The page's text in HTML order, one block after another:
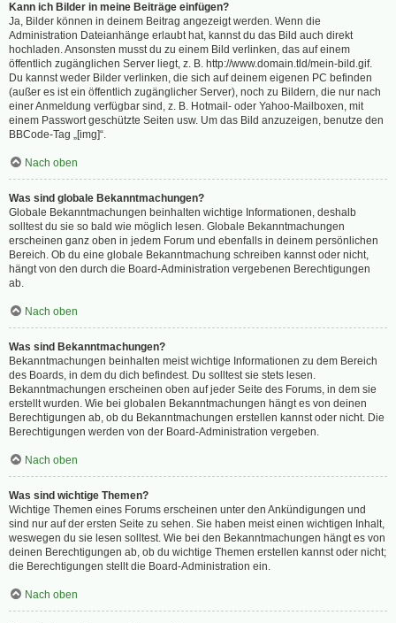
Kann ich Bilder in meine Beiträge einfügen?
Ja, Bilder können in deinem Beitrag angezeigt werden. Wenn die
Administration Dateianhänge erlaubt hat, kannst du das Bild auch direkt
hochladen. Ansonsten musst du zu einem Bild verlinken, das auf einem
öffentlich zugänglichen Server liegt, z. B. http://www.domain.tld/mein-bild.gif.
Du kannst weder Bilder verlinken, die sich auf deinem eigenen PC befinden
(außer es ist ein öffentlich zugänglicher Server), noch zu Bildern, die nur nach
einer Anmeldung verfügbar sind, z. B. Hotmail- oder Yahoo-Mailboxen, mit
einem Passwort geschützte Seiten usw. Um das Bild anzuzeigen, benutze den
BBCode-Tag „[img]“.
Nach oben
Was sind globale Bekanntmachungen?
Globale Bekanntmachungen beinhalten wichtige Informationen, deshalb
solltest du sie so bald wie möglich lesen. Globale Bekanntmachungen
erscheinen ganz oben in jedem Forum und ebenfalls in deinem persönlichen
Bereich. Ob du eine globale Bekanntmachung schreiben kannst oder nicht,
hängt von den durch die Board-Administration vergebenen Berechtigungen
ab.
Nach oben
Was sind Bekanntmachungen?
Bekanntmachungen beinhalten meist wichtige Informationen zu dem Bereich
des Boards, in dem du dich befindest. Du solltest sie stets lesen.
Bekanntmachungen erscheinen oben auf jeder Seite des Forums, in dem sie
erstellt wurden. Wie bei globalen Bekanntmachungen hängt es von deinen
Berechtigungen ab, ob du Bekanntmachungen erstellen kannst oder nicht. Die
Berechtigungen werden von der Board-Administration vergeben.
Nach oben
Was sind wichtige Themen?
Wichtige Themen eines Forums erscheinen unter den Ankündigungen und
sind nur auf der ersten Seite zu sehen. Sie haben meist einen wichtigen Inhalt,
weswegen du sie lesen solltest. Wie bei den Bekanntmachungen hängt es von
deinen Berechtigungen ab, ob du wichtige Themen erstellen kannst oder nicht;
die Berechtigungen stellt die Board-Administration ein.
Nach oben